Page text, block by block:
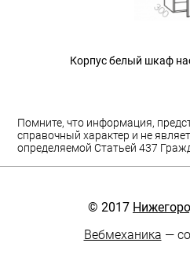
Корпус белый шкаф
Помните, что информация,
справочный характер и не
определяемой Статьей 437
© 2017
Вебмеханика —